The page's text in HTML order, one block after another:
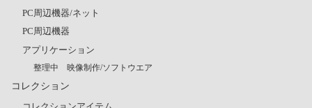
PC周辺機器/ネット
PC周辺機器
アプリケーション
整理中 映像制作/ソフトウエア
コレクション